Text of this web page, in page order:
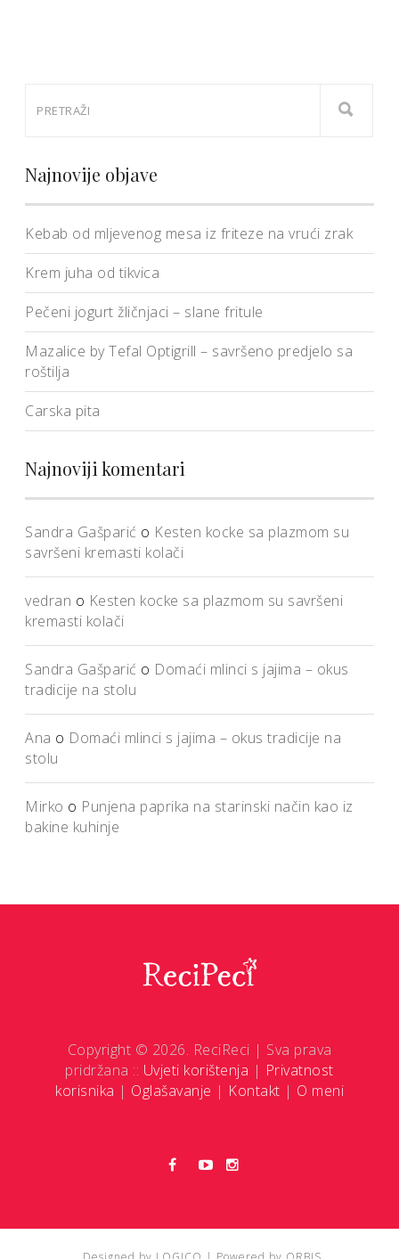
Najnovije objave
Kebab od mljevenog mesa iz friteze na vrući zrak
Krem juha od tikvica
Pečeni jogurt žličnjaci – slane fritule
Mazalice by Tefal Optigrill – savršeno predjelo sa
roštilja
Carska pita
Najnoviji komentari
Sandra Gašparić o Kesten kocke sa plazmom su
savršeni kremasti kolači
vedran o Kesten kocke sa plazmom su savršeni
kremasti kolači
Sandra Gašparić o Domaći mlinci s jajima – okus
tradicije na stolu
Ana o Domaći mlinci s jajima – okus tradicije na
stolu
Mirko o Punjena paprika na starinski način kao iz
bakine kuhinje
Copyright © 2026. ReciReci | Sva prava
pridržana :: Uvjeti korištenja | Privatnost
korisnika | Oglašavanje | Kontakt | O meni